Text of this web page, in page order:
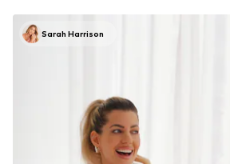
Sarah Harrison